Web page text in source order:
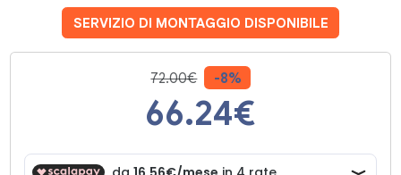
SERVIZIO DI MONTAGGIO DISPONIBILE
72.00€ -8%
66.24€